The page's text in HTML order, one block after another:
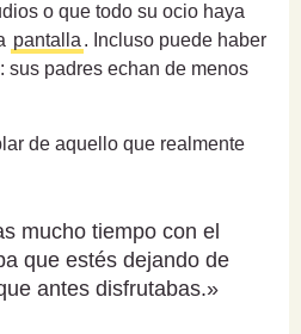
o que todo su ocio haya
pantalla . Incluso puede haber
sus padres echan de menos
de aquello que realmente
mucho tiempo con el
que estés dejando de
antes disfrutabas.»